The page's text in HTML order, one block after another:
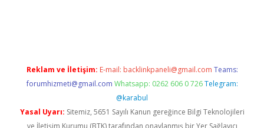
Reklam ve İletişim: E-mail: backlinkpaneli@gmail.com Teams:
forumhizmeti@gmail.com Whatsapp: 0262 606 0 726 Telegram:
@karabul
Yasal Uyarı: Sitemiz, 5651 Sayılı Kanun gereğince Bilgi Teknolojileri
ve İletişim Kurumu (BTK) tarafından onaylanmış bir Yer Sağlayıcı